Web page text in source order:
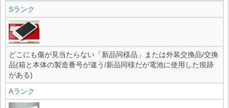
Sランク
どこにも傷が見当たらない「新品同様品」または外装交換品/交換
品(箱と本体の製造番号が違う/新品同様だが電池に使用した痕跡
がある)
Aランク